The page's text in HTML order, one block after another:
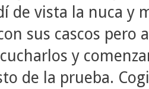
de vista la nuca y
sus cascos pero
y
de la prueba.